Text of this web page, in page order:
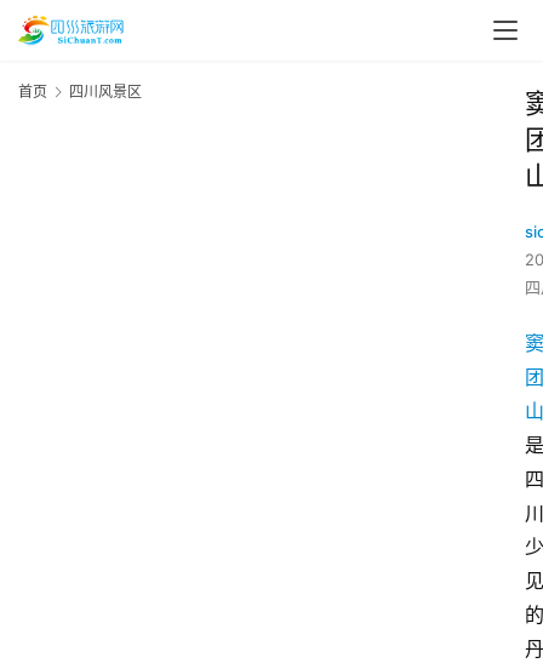
首页 四川风景区
窦
团
山
是
四
川
少
见
的
丹